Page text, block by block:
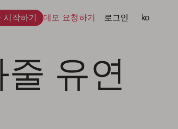
작하기 데모 요청하기 로그인 언어
ko
유연